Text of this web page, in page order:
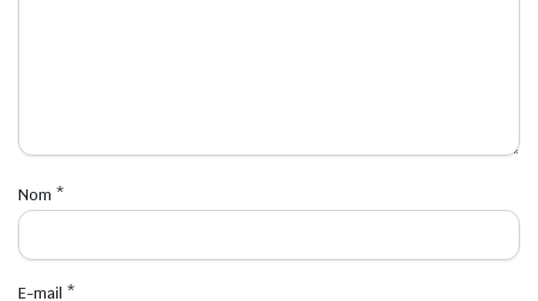
Nom *
E-mail *